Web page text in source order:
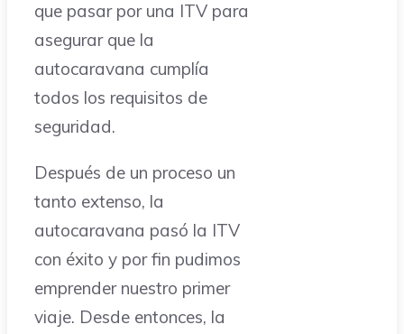
que pasar por una ITV para
asegurar que la
autocaravana cumplía
todos los requisitos de
seguridad.
Después de un proceso un
tanto extenso, la
autocaravana pasó la ITV
con éxito y por fin pudimos
emprender nuestro primer
viaje. Desde entonces, la